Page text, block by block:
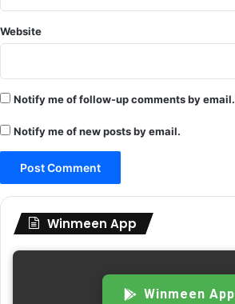
Website
Notify me of follow-up comments by email.
Notify me of new posts by email.
Winmeen App
Winmeen App